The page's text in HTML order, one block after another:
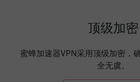
顶级加密
蜜蜂加速器VPN采用顶级加密，
全无虞。